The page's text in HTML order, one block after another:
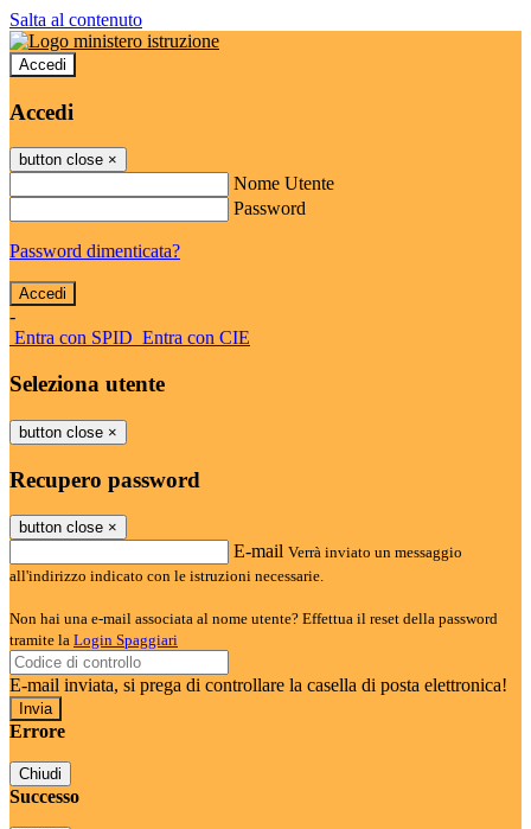
Salta al contenuto
Accedi
Accedi
button close ×
Nome Utente
Password
Password dimenticata?
-
Entra con SPID Entra con CIE
Seleziona utente
button close ×
Recupero password
button close ×
E-mail Verrà inviato un messaggio
all'indirizzo indicato con le istruzioni necessarie.
Non hai una e-mail associata al nome utente? Effettua il reset della password
tramite la Login Spaggiari
E-mail inviata, si prega di controllare la casella di posta elettronica!
Errore
Chiudi
Successo